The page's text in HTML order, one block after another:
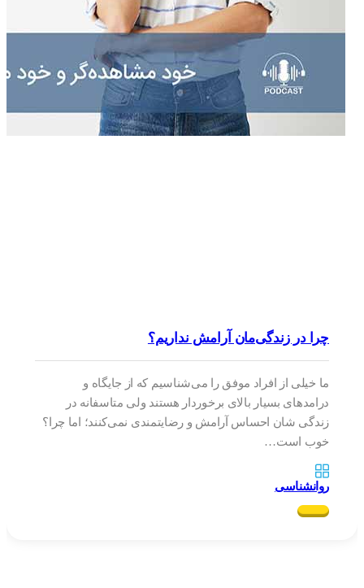
چرا در زندگی‌مان آرامش نداریم؟
ما خیلی از افراد موفق را می‌شناسیم که از جایگاه و
درامدهای بسیار بالای برخوردار هستند ولی متاسفانه در
زندگی شان احساس آرامش و رضایتمندی نمی‌کنند؛ اما چرا؟
خوب است…
روانشناسی